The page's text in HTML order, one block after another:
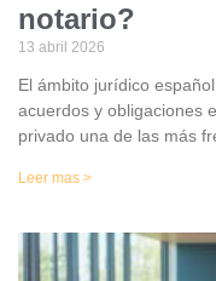
notario?
13 abril 2026
El ámbito jurídico
acuerdos y obligaciones
privado una de las más
Leer mas >